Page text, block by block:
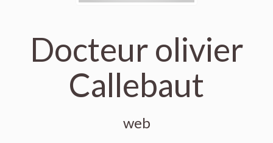
Docteur olivier
Callebaut
web